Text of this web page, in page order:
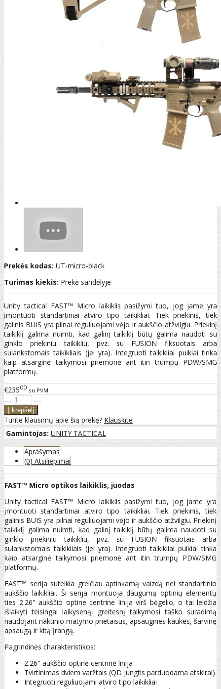
Prekės kodas: UT-micro-black
Turimas kiekis: Prekė sandėlyje
Unity tactical FAST™ Micro laikiklis pasižymi tuo, jog jame yra
įmontuoti standartiniai atviro tipo taikikliai. Tiek priekinis, tiek
galinis BUIS yra pilnai reguliuojami vėjo ir aukščio atžvilgiu. Priekinį
taikiklį galima nuimti, kad galinį taikiklį būtų galima naudoti su
ginklo priekiniu taikikliu, pvz. su FUSION fiksuotais arba
sulankstomais taikikliais (jei yra). Integruoti taikikliai puikiai tinka
kaip atsarginė taikymosi priemonė ant itin trumpų PDW/SMG
platformų.
€23500 su PVM
Turite klausimų apie šią prekę? Klauskite
Gamintojas: UNITY TACTICAL
Aprašymas
(0) Atsiliepimai
FAST™ Micro optikos laikiklis, juodas
Unity tactical FAST™ Micro laikiklis pasižymi tuo, jog jame yra
įmontuoti standartiniai atviro tipo taikikliai. Tiek priekinis, tiek
galinis BUIS yra pilnai reguliuojami vėjo ir aukščio atžvilgiu. Priekinį
taikiklį galima nuimti, kad galinį taikiklį būtų galima naudoti su
ginklo priekiniu taikikliu, pvz. su FUSION fiksuotais arba
sulankstomais taikikliais (jei yra). Integruoti taikikliai puikiai tinka
kaip atsarginė taikymosi priemonė ant itin trumpų PDW/SMG
platformų.
FAST™ serija suteikia greičiau aptinkamą vaizdą nei standartinio
aukščio laikikliai. Ši serija montuoja daugumą optinių elementų
ties 2.26" aukščio optine centrine linija virš bėgelio, o tai leidžia
išlaikyti teisingai laikyseną, greitesnį taikymosi taško suradimą
naudojant naktinio matymo prietaisus, apsaugines kaukes, šarvinę
apsaugą ir kitą įrangą.
Pagrindinės charakteristikos:
2.26" aukščio optinė centrinė linija
Tvirtinimas dviem varžtais (QD jungtis parduodama atskirai)
Integruoti reguliuojami atviro tipo laikikliai